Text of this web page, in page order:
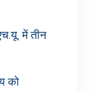
में तीन
को